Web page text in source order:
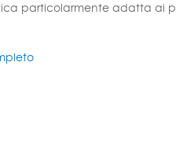
particolarmente adatta